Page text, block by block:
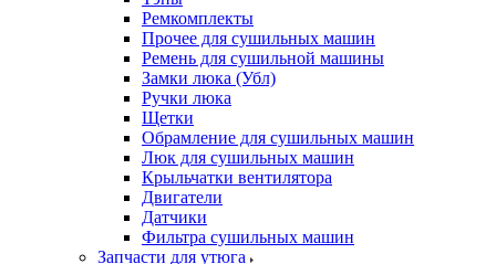
Ремкомплекты
Прочее для сушильных машин
Ремень для сушильной машины
Замки люка (Убл)
Ручки люка
Щетки
Обрамление для сушильных машин
Люк для сушильных машин
Крыльчатки вентилятора
Двигатели
Датчики
Фильтра сушильных машин
Запчасти для утюга